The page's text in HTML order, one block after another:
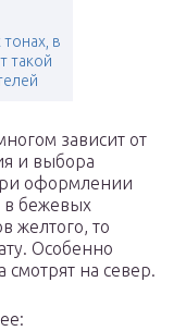
в
такой
зависит от
и выбора
оформлении
в бежевых
желтого, то
Особенно
смотрят на север.